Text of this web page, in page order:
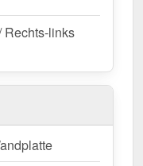
Rechts-links